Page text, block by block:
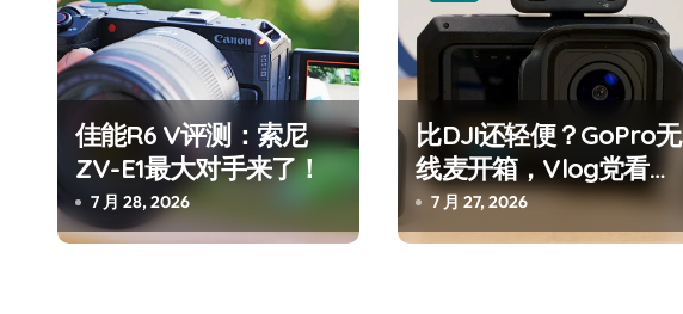
佳能R6 V评测：索尼
ZV-E1最大对手来了！
7 月 28, 2026
比DJI还轻便？GoPro无
线麦开箱，Vlog党看完
再决定买不买
7 月 27, 2026